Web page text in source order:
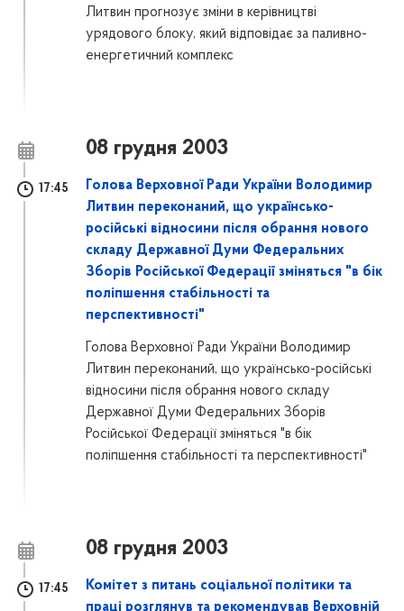
Литвин прогнозує зміни в керівництві
урядового блоку, який відповідає за паливно-
енергетичний комплекс
08 грудня 2003
17:45
Голова Верховної Ради України Володимир
Литвин переконаний, що українсько-
російські відносини після обрання нового
складу Державної Думи Федеральних
Зборів Російської Федерації зміняться "в бік
поліпшення стабільності та
перспективності"
Голова Верховної Ради України Володимир
Литвин переконаний, що українсько-російські
відносини після обрання нового складу
Державної Думи Федеральних Зборів
Російської Федерації зміняться "в бік
поліпшення стабільності та перспективності"
08 грудня 2003
17:45
Комітет з питань соціальної політики та
праці розглянув та рекомендував Верховній